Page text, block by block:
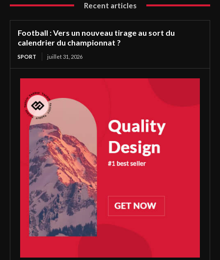
Recent articles
Football : Vers un nouveau tirage au sort du
calendrier du championnat ?
SPORT juillet 31, 2026